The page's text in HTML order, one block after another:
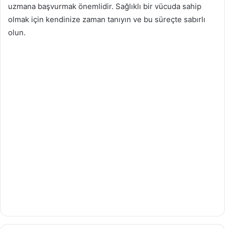
uzmana başvurmak önemlidir. Sağlıklı bir vücuda sahip
olmak için kendinize zaman tanıyın ve bu süreçte sabırlı
olun.